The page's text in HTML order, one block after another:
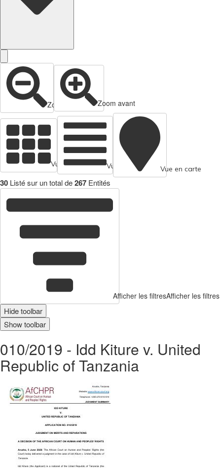
Zoom arrière Zoom avant
Vue en cartes Vue tabulaire Vue en carte
30 Listé sur un total de267 Entités
Afficher les filtresAfficher les filtres
Hide toolbar
Show toolbar
010/2019 - Idd Kiture v. United
Republic of Tanzania